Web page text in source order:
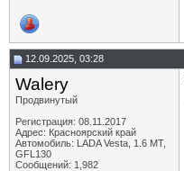
12.09.2025, 03:28
Walery
Продвинутый
Регистрация: 08.11.2017
Адрес: Красноярский край
Автомобиль: LADA Vesta, 1.6 МТ,
GFL130
Сообщений: 1,982